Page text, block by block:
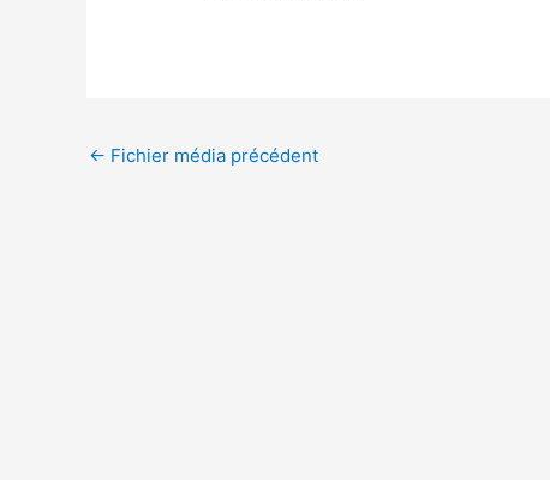
← Fichier média précédent